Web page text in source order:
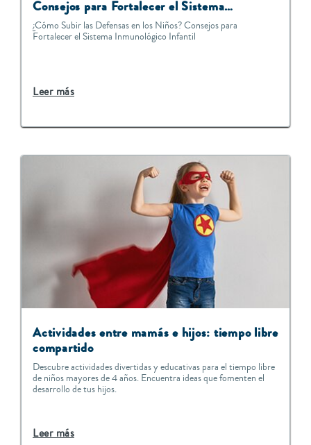
Consejos para Fortalecer el Sistema
Inmunológico Infantil
¿Cómo Subir las Defensas en los Niños? Consejos para
Fortalecer el Sistema Inmunológico Infantil
Leer más
Actividades entre mamás e hijos: tiempo libre
compartido
Descubre actividades divertidas y educativas para el tiempo libre
de niños mayores de 4 años. Encuentra ideas que fomenten el
desarrollo de tus hijos.
Leer más